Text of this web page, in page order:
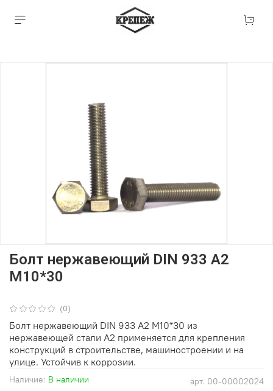
(0)
арт. 00-00002024
Наличие: В наличии
Болт нержавеющий DIN 933 А2
М10*30
Болт нержавеющий DIN 933 А2 М10*30 из
нержавеющей стали А2 применяется для крепления
конструкций в строительстве, машиностроении и на
улице. Устойчив к коррозии.